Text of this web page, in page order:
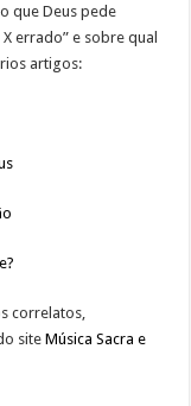
que Deus pede
errado” e sobre qual
artigos:
correlatos,
siteMúsica Sacra e